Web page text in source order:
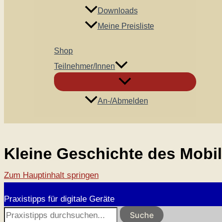
Downloads
Meine Preisliste
Shop
Teilnehmer/innen
An-/Abmelden
Kleine Geschichte des
Zum Hauptinhalt springen
Praxistipps für digitale Geräte
Suche